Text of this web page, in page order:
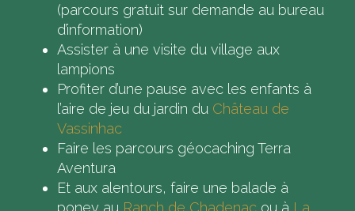
(parcours gratuit sur demande au bureau
d’information)
Assister à une visite du village aux
lampions
Profiter d’une pause avec les enfants à
l’aire de jeu du jardin du Château de
Vassinhac
Faire les parcours géocaching Terra
Aventura
Et aux alentours, faire une balade à
poney au Ranch de Chadenac ou à La